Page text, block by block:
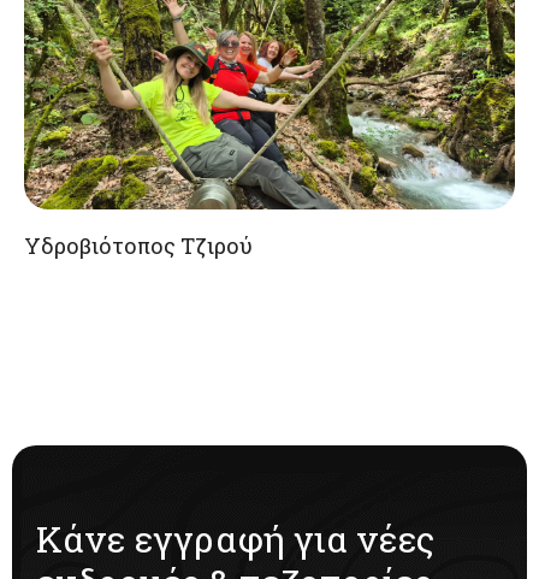
Υδροβιότοπος Τζιρού
Κάνε εγγραφή για νέες